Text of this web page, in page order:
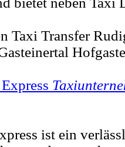
Taxi Transfer
ist ein